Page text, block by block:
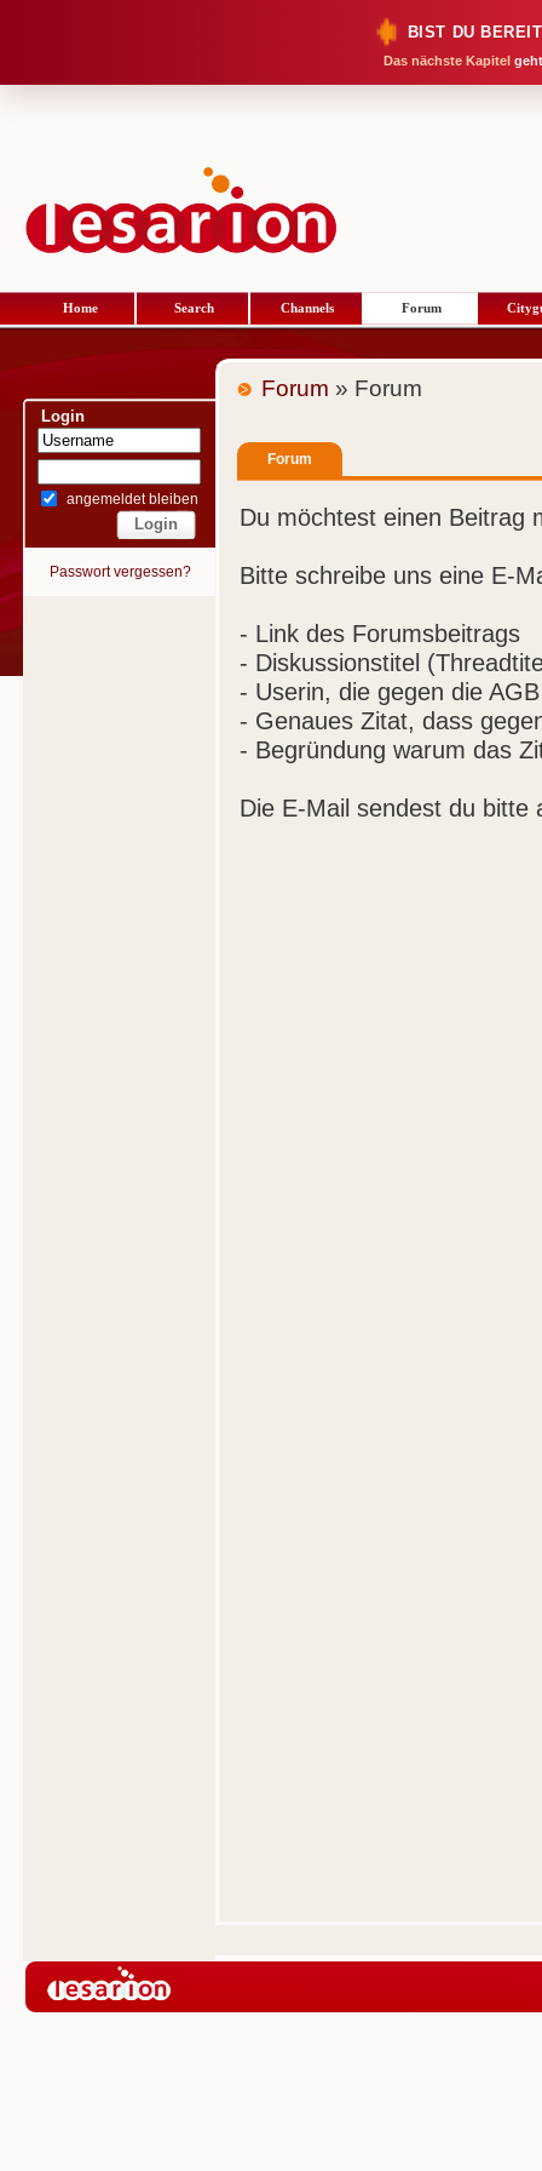
BIST DU
Das nächste Kapitel
Home Search Channels Forum
Login
angemeldet bleiben
Passwort vergessen?
Forum » Forum
Forum
Du möchtest einen Beitrag
Bitte schreibe uns eine E-
- Link des Forumsbeitrags
- Diskussionstitel
- Userin, die gegen die
- Genaues Zitat, dass
- Begründung warum das
Die E-Mail sendest du bitte